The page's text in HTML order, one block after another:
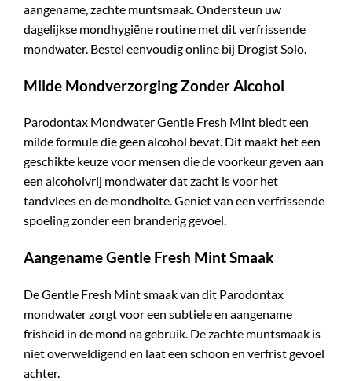
aangename, zachte muntsmaak. Ondersteun uw
dagelijkse mondhygiëne routine met dit verfrissende
mondwater. Bestel eenvoudig online bij Drogist Solo.
Milde Mondverzorging Zonder Alcohol
Parodontax Mondwater Gentle Fresh Mint biedt een
milde formule die geen alcohol bevat. Dit maakt het een
geschikte keuze voor mensen die de voorkeur geven aan
een alcoholvrij mondwater dat zacht is voor het
tandvlees en de mondholte. Geniet van een verfrissende
spoeling zonder een branderig gevoel.
Aangename Gentle Fresh Mint Smaak
De Gentle Fresh Mint smaak van dit Parodontax
mondwater zorgt voor een subtiele en aangename
frisheid in de mond na gebruik. De zachte muntsmaak is
niet overweldigend en laat een schoon en verfrist gevoel
achter.